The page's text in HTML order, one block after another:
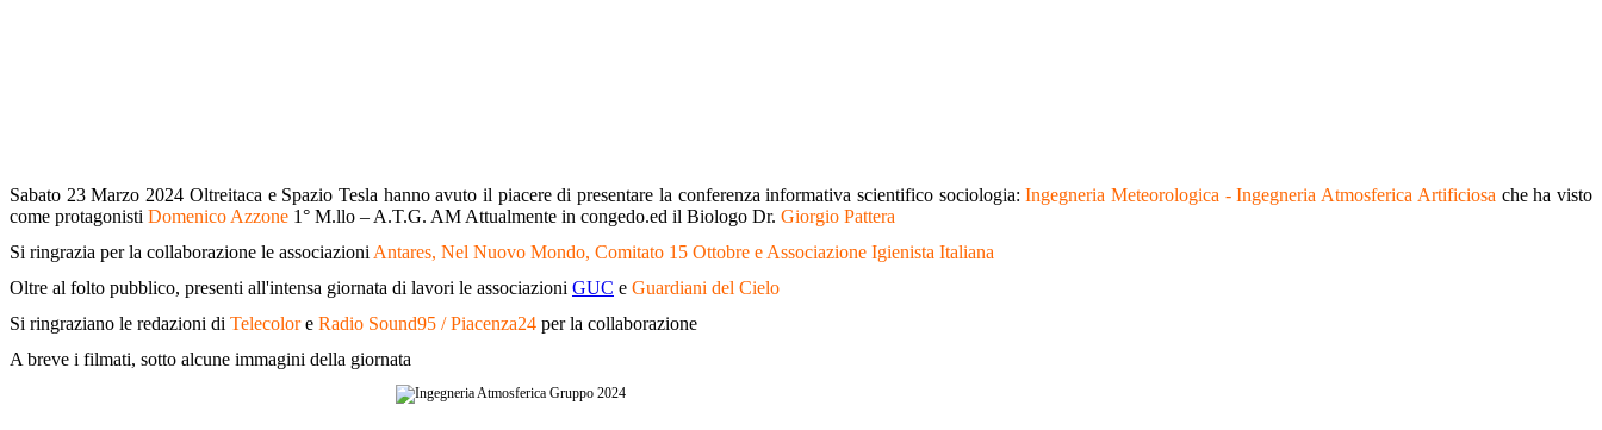
Sabato 23 Marzo 2024 Oltreitaca e Spazio Tesla hanno avuto il piacere di presentare la conferenza informativa scientifico sociologia:Ingegneria Meteorologica - Ingegneria Atmosferica Artificiosa che ha visto
come protagonisti Domenico Azzone 1° M.llo – A.T.G. AM Attualmente in congedo.ed il Biologo Dr. Giorgio Pattera
Si ringrazia per la collaborazione le associazioni Antares, Nel Nuovo Mondo, Comitato 15 Ottobre e Associazione Igienista Italiana
Oltre al folto pubblico, presenti all'intensa giornata di lavori le associazioni GUC e Guardiani del Cielo
Si ringraziano le redazioni di Telecolore Radio Sound95 / Piacenza24 per la collaborazione
A breve i filmati, sotto alcune immagini della giornata